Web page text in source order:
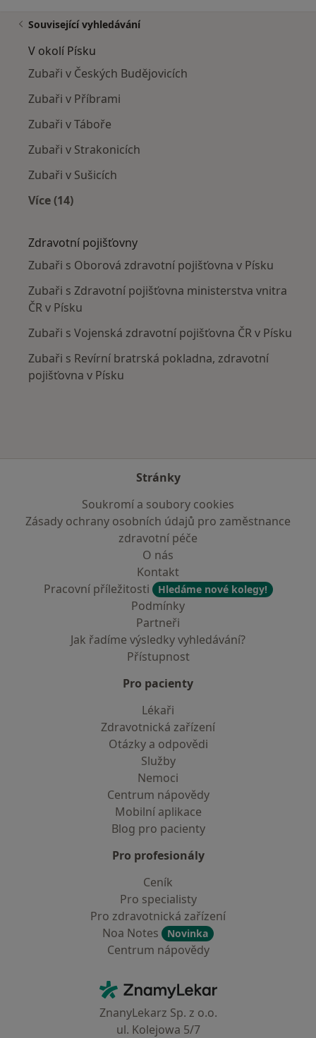
Související vyhledávání
V okolí Písku
Zubaři v Českých Budějovicích
Zubaři v Příbrami
Zubaři v Táboře
Zubaři v Strakonicích
Zubaři v Sušicích
Více (14)
Zdravotní pojišťovny
Zubaři s Oborová zdravotní pojišťovna v Písku
Zubaři s Zdravotní pojišťovna ministerstva vnitra
ČR v Písku
Zubaři s Vojenská zdravotní pojišťovna ČR v Písku
Zubaři s Revírní bratrská pokladna, zdravotní
pojišťovna v Písku
Stránky
Soukromí a soubory cookies
Zásady ochrany osobních údajů pro zaměstnance
zdravotní péče
O nás
Kontakt
Pracovní příležitosti
Hledáme nové kolegy!
Podmínky
Partneři
Jak řadíme výsledky vyhledávání?
Přístupnost
Pro pacienty
Lékaři
Zdravotnická zařízení
Otázky a odpovědi
Služby
Nemoci
Centrum nápovědy
Mobilní aplikace
Blog pro pacienty
Pro profesionály
Ceník
Pro specialisty
Pro zdravotnická zařízení
Noa Notes
Novinka
Centrum nápovědy
ZnamyLekar - Hlavní stránka
ZnanyLekarz Sp. z o.o.
ul. Kolejowa 5/7